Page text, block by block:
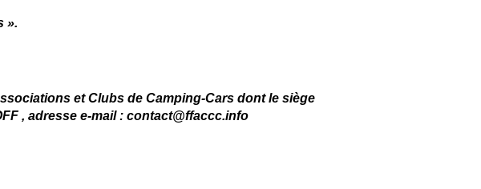
».
et Clubs de Camping-Cars dont le siège
, adresse e-mail : contact@ffaccc.info